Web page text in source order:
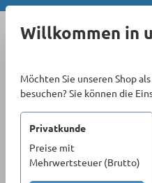
Zum Hauptinhalt springen
Willkommen in
Möchten Sie unseren Shop
besuchen? Sie können die
Privatkunde
Preise mit
Mehrwertsteuer (Brutto)
Sortiment
Akkus & Ladegeräte